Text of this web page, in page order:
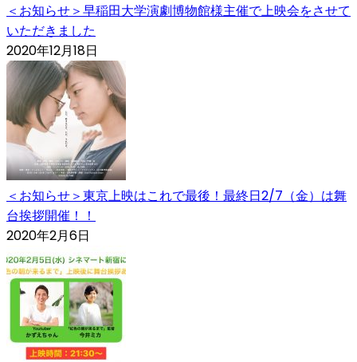
＜お知らせ＞早稲田大学演劇博物館様主催で上映会をさせて
いただきました
2020年12月18日
＜お知らせ＞東京上映はこれで最後！最終日2/7（金）は舞
台挨拶開催！！
2020年2月6日